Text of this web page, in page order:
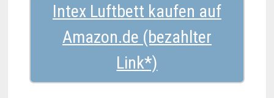
Intex Luftbett kaufen